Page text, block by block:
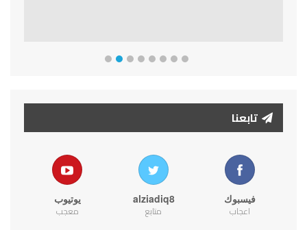
تابعنا
فيسبوك
اعجاب
alziadiq8
متابع
يوتيوب
معجب